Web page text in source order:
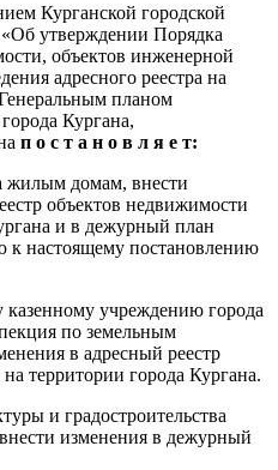
Курганской городской
утверждении Порядка
объектов инженерной
адресного реестра на
планом
Кургана,
п о с т а н о в л я е т:
жилым домам, внести
объектов недвижимости
и в дежурный план
к настоящему постановлению
учреждению города
по земельным
в адресный реестр
территории города Кургана.
и градостроительства
изменения в дежурный